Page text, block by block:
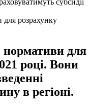
розрахунку
нормативи для
році. Вони
в регіоні.